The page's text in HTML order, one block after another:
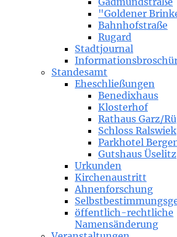
"Goldener
Bahnhofstraße
Rugard
Stadtjournal
Standesamt
Eheschließungen
Benedixhaus
Klosterhof
Rathaus Garz/
Schloss Ralswiek
Parkhotel
Gutshaus Üselitz
Urkunden
Kirchenaustritt
Ahnenforschung
öffentlich-rechtliche
Namensänderung